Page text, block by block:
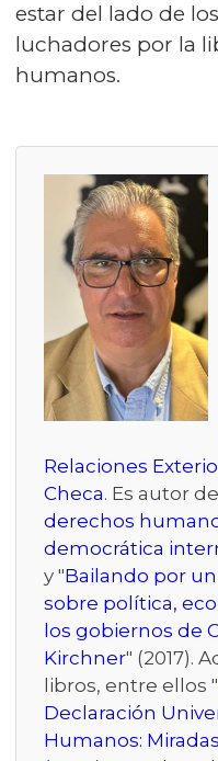
estar del lado de
luchadores por la
humanos.
Relaciones
Checa. Es autor
derechos
democrática
y "Bailando por
sobre política,
los gobiernos de
Kirchner" (2017).
libros, entre ellos "
Declaración
Humanos: